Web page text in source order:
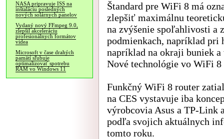
NASA pripravuje ISS na
inštaláciu posledných
nových solárnych panelov
Vydaný nový FFmpeg 9.0,
zlepšil akceleráciu
profesionálnych formátov
videa
Microsoft v čase drahých
pamätí sľubuje
optimalizovať spotrebu
RAM vo Windows 11
Štandard pre WiFi 8 má
zlepšiť maximálnu
na zvýšenie spoľahlivosti a
podmienkach, napríklad pri
napríklad na okraji buniek
Nové technológie vo WiFi
Funkčný WiFi 8 router
na CES vystavuje iba
výrobcovia Asus a TP-Link
podľa svojich aktuálnych
tomto roku.